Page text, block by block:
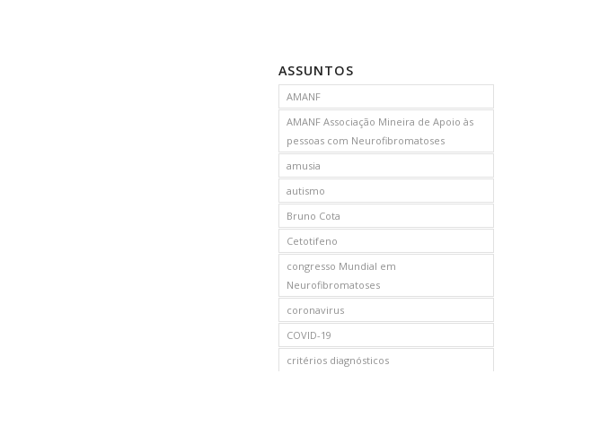
ASSUNTOS
AMANF
AMANF Associação Mineira de Apoio às
pessoas com Neurofibromatoses
amusia
autismo
Bruno Cota
Cetotifeno
congresso Mundial em
Neurofibromatoses
coronavirus
COVID-19
critérios diagnósticos